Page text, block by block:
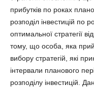
прибутків по роках
розподіл інвестицій по
оптимальної стратегії
тому, що особа, яка
вибору стратегій, які
інтервали планового
розподілу інвестицій.